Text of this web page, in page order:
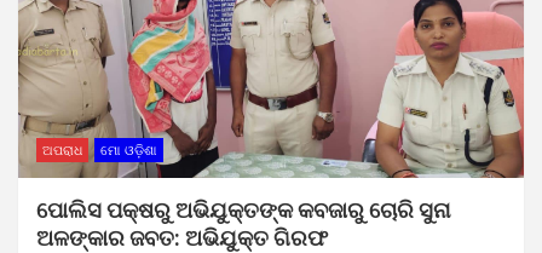
ଅପରାଧ ମୋ ଓଡ଼ିଶା
ପୋଲିସ ପକ୍ଷରୁ ଅଭିଯୁକ୍ତଙ୍କ କବଜାରୁ ଚୋରି ସୁନା
ଅଳଙ୍କାର ଜବତ: ଅଭିଯୁକ୍ତ ଗିରଫ